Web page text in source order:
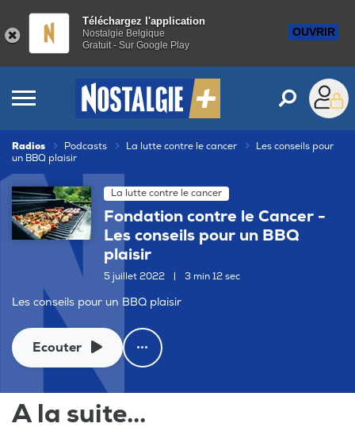
Téléchargez l'application
Nostalgie Belgique
Gratuit - Sur Google Play
OUVRIR
Radios Podcasts La lutte contre le cancer
Les conseils pour
un BBQ plaisir
La lutte contre le cancer
Fondation contre le Cancer -
Les conseils pour un BBQ
plaisir
5 juillet 2022 3 min 12 sec
Les conseils pour un BBQ plaisir
Ecouter
A la suite...